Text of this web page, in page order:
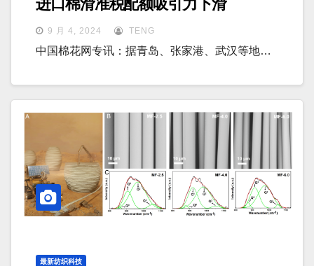
进口棉滑准税配额吸引力下滑
9 月 4, 2024 TENG
中国棉花网专讯：据青岛、张家港、武汉等地…
最新纺织科技